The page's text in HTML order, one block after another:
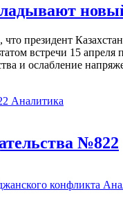
президент
встречи 15
и ослабление
Аналитика
№822